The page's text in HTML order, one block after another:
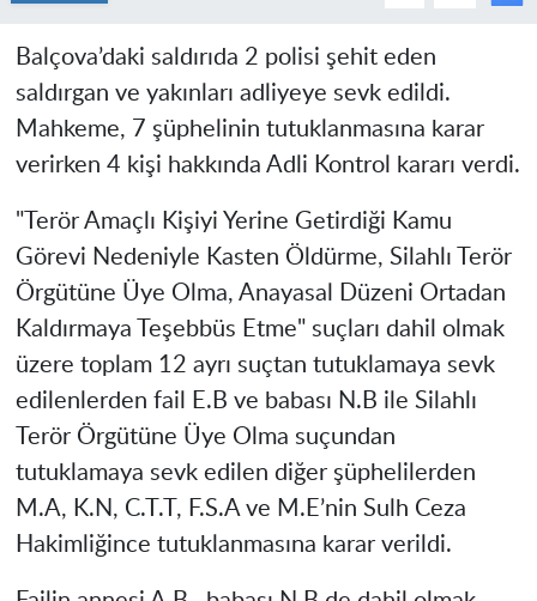
Balçova’daki saldırıda 2 polisi şehit eden
saldırgan ve yakınları adliyeye sevk edildi.
Mahkeme, 7 şüphelinin tutuklanmasına karar
verirken 4 kişi hakkında Adli Kontrol kararı verdi.
"Terör Amaçlı Kişiyi Yerine Getirdiği Kamu
Görevi Nedeniyle Kasten Öldürme, Silahlı Terör
Örgütüne Üye Olma, Anayasal Düzeni Ortadan
Kaldırmaya Teşebbüs Etme" suçları dahil olmak
üzere toplam 12 ayrı suçtan tutuklamaya sevk
edilenlerden fail E.B ve babası N.B ile Silahlı
Terör Örgütüne Üye Olma suçundan
tutuklamaya sevk edilen diğer şüphelilerden
M.A, K.N, C.T.T, F.S.A ve M.E’nin Sulh Ceza
Hakimliğince tutuklanmasına karar verildi.